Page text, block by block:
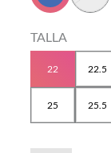
TALLA
22 22.5
25 25.5